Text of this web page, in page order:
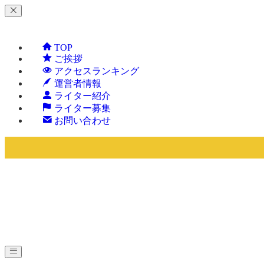
TOP
ご挨拶
アクセスランキング
運営者情報
ライター紹介
ライター募集
お問い合わせ